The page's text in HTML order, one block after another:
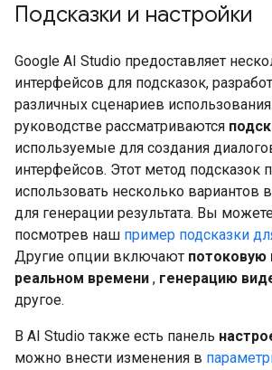
Подсказки и настройки
Google AI Studio предоставляет
интерфейсов для подсказок,
различных сценариев
руководстве рассматриваются
используемые для создания
интерфейсов. Этот метод подсказок
использовать несколько вариантов
для генерации результата. Вы
посмотрев наш пример подсказки
Другие опции включают потоковую
реальном времени , генерацию
другое.
В AI Studio также есть панель
можно внести изменения в